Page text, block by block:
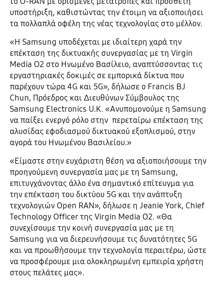
υποστήριξη, καθιστώντας την έτοιμη να αξιοποιήσει
τα πολλαπλά οφέλη της νέας τεχνολογίας στο μέλλον.
«Η Samsung υποδέχεται με ιδιαίτερη χαρά την
επέκταση της δικτυακής συνεργασίας με τη Virgin
Media O2 στο Ηνωμένο Βασίλειο, αναπτύσσοντας τις
εργαστηριακές δοκιμές σε εμπορικά δίκτυα που
παρέχουν τώρα 4G και 5G», δήλωσε ο Francis BJ
Chun, Πρόεδρος και Διευθύνων Σύμβουλος της
Samsung Electronics U.K. «Ανυπομονούμε η Samsung
να παίξει ενεργό ρόλο στην περεταίρω επέκταση της
αλυσίδας εφοδιασμού δικτυακού εξοπλισμού, στην
αγορά του Ηνωμένου Βασιλείου.»
«Είμαστε στην ευχάριστη θέση να αξιοποιήσουμε την
προηγούμενη συνεργασία μας με τη Samsung,
επιτυγχάνοντας άλλο ένα σημαντικό επίτευγμα για
την επέκταση του δικτύου 5G και την ανάπτυξη
τεχνολογιών Open RAN», δήλωσε η Jeanie York, Chief
Technology Officer της Virgin Media O2. «Θα
συνεχίσουμε την κοινή συνεργασία μας με τη
Samsung για να διερευνήσουμε τις δυνατότητες 5G
και να προωθήσουμε την τεχνολογία περαιτέρω, ώστε
να προσφέρουμε μια ολοκληρωμένη εμπειρία χρήστη
στους πελάτες μας».